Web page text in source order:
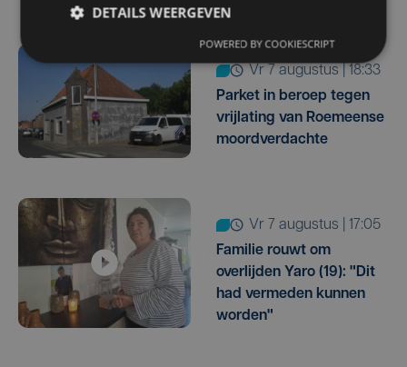
vr 7 augustus | 18:33
Parket in beroep tegen
vrijlating van Roemeense
moordverdachte
vr 7 augustus | 17:05
Familie rouwt om
overlijden Yaro (19): "Dit
had vermeden kunnen
worden"
DETAILS WEERGEVEN
POWERED BY COOKIESCRIPT